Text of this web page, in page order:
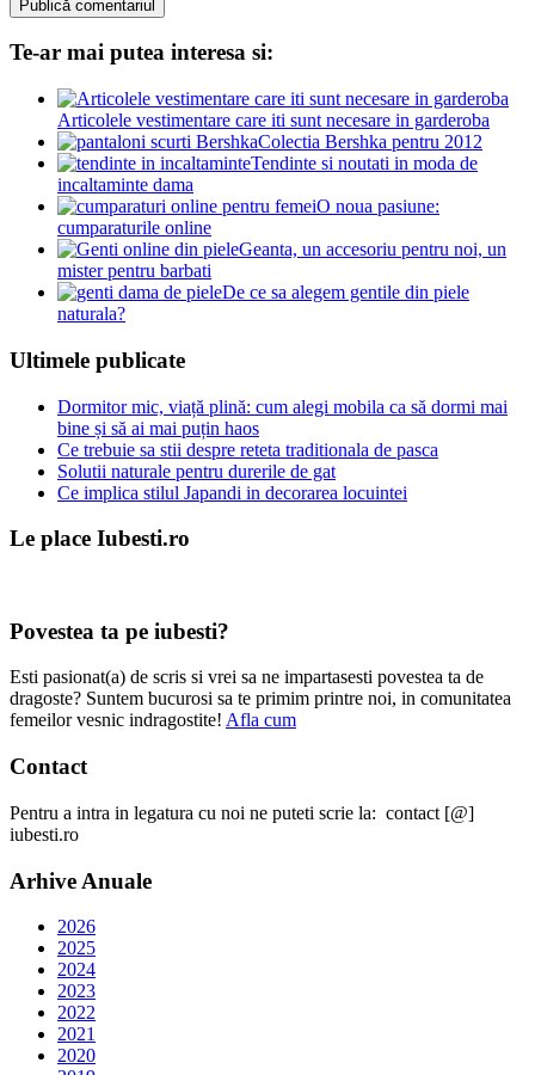
Te-ar mai putea interesa si:
Articolele vestimentare care iti sunt necesare in garderoba
Colectia Bershka pentru 2012
Tendinte si noutati in moda de
incaltaminte dama
O noua pasiune:
cumparaturile online
Geanta, un accesoriu pentru noi, un
mister pentru barbati
De ce sa alegem gentile din piele
naturala?
Ultimele publicate
Dormitor mic, viață plină: cum alegi mobila ca să dormi mai
bine și să ai mai puțin haos
Ce trebuie sa stii despre reteta traditionala de pasca
Solutii naturale pentru durerile de gat
Ce implica stilul Japandi in decorarea locuintei
Le place Iubesti.ro
Povestea ta pe iubesti?
Esti pasionat(a) de scris si vrei sa ne impartasesti povestea ta de
dragoste? Suntem bucurosi sa te primim printre noi, in comunitatea
femeilor vesnic indragostite! Afla cum
Contact
Pentru a intra in legatura cu noi ne puteti scrie la: contact [@]
iubesti.ro
Arhive Anuale
2026
2025
2024
2023
2022
2021
2020